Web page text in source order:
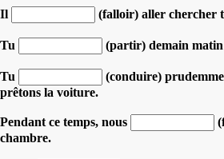
Il (falloir) aller chercher
Tu (partir) demain
Tu
(conduire)
prêtons la voiture.
Pendant ce temps, nous
chambre.